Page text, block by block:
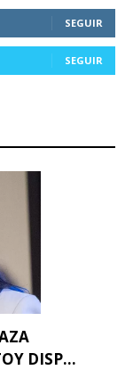
SEGUIR
SEGUIR
DISP...